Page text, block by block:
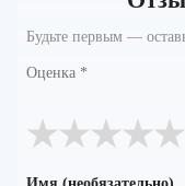
Будьте первым —
Оценка *
★
★
★
★
★